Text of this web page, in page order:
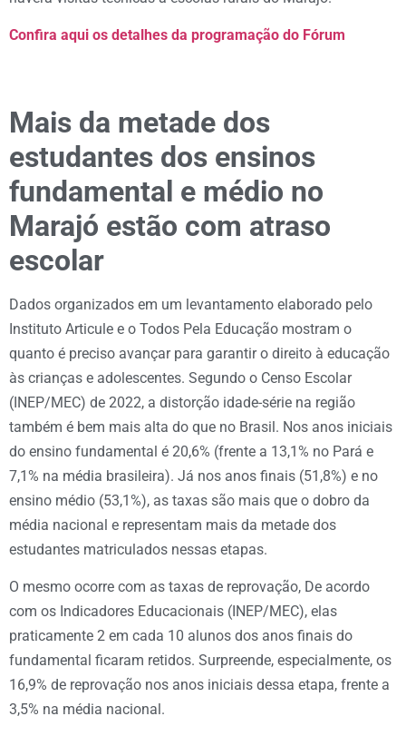
Confira aqui os detalhes da programação do Fórum
Mais da metade dos
estudantes dos ensinos
fundamental e médio no
Marajó estão com atraso
escolar
Dados organizados em um levantamento elaborado pelo
Instituto Articule e o Todos Pela Educação mostram o
quanto é preciso avançar para garantir o direito à educação
às crianças e adolescentes. Segundo o Censo Escolar
(INEP/MEC) de 2022, a distorção idade-série na região
também é bem mais alta do que no Brasil. Nos anos iniciais
do ensino fundamental é 20,6% (frente a 13,1% no Pará e
7,1% na média brasileira). Já nos anos finais (51,8%) e no
ensino médio (53,1%), as taxas são mais que o dobro da
média nacional e representam mais da metade dos
estudantes matriculados nessas etapas.
O mesmo ocorre com as taxas de reprovação, De acordo
com os Indicadores Educacionais (INEP/MEC), elas
praticamente 2 em cada 10 alunos dos anos finais do
fundamental ficaram retidos. Surpreende, especialmente, os
16,9% de reprovação nos anos iniciais dessa etapa, frente a
3,5% na média nacional.